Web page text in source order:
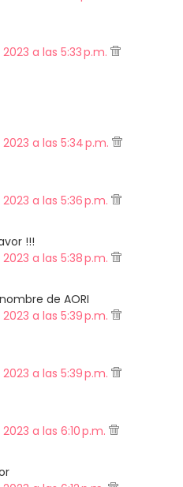
a las 5:33 p.m.
a las 5:34 p.m.
a las 5:36 p.m.
!!!
a las 5:38 p.m.
de AORI
a las 5:39 p.m.
a las 5:39 p.m.
a las 6:10 p.m.